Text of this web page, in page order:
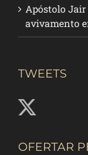
Apóstolo
avivamento
TWEETS
OFERTAR